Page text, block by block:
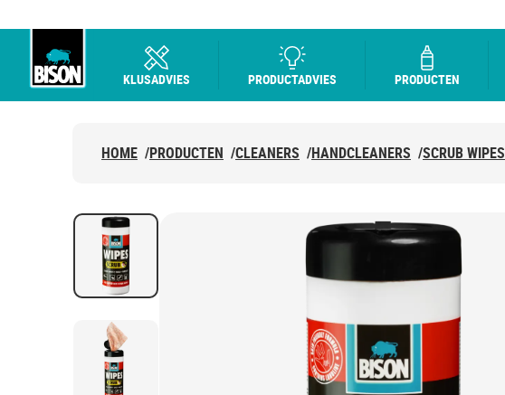
KLUSADVIES PRODUCTADVIES PRODUCTEN
HOME /PRODUCTEN /CLEANERS /HANDCLEANERS /SCRUB WIPES